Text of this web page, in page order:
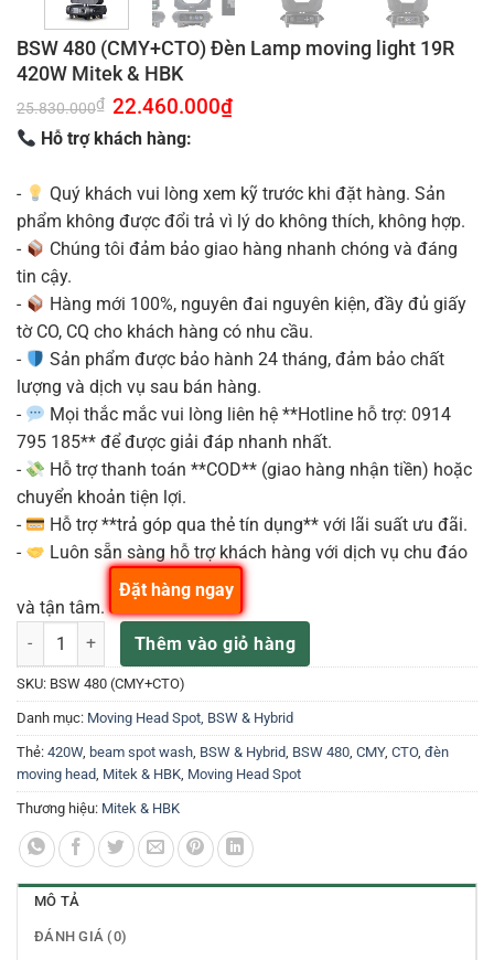
BSW 480 (CMY+CTO) Đèn Lamp moving light 19R
420W Mitek & HBK
25.830.000₫ Giá
gốc
là:
25.830.000₫.
22.460.000₫Giá
Hỗ trợ khách hàng:
-
Quý khách vui lòng xem kỹ trước khi đặt hàng. Sản
phẩm không được đổi trả vì lý do không thích, không hợp.
-
Chúng tôi đảm bảo giao hàng nhanh chóng và đáng
tin cậy.
-
Hàng mới 100%, nguyên đai nguyên kiện, đầy đủ giấy
tờ CO, CQ cho khách hàng có nhu cầu.
-
Sản phẩm được bảo hành 24 tháng, đảm bảo chất
lượng và dịch vụ sau bán hàng.
-
Mọi thắc mắc vui lòng liên hệ **Hotline hỗ trợ: 0914
795 185** để được giải đáp nhanh nhất.
-
Hỗ trợ thanh toán **COD** (giao hàng nhận tiền) hoặc
chuyển khoản tiện lợi.
-
Hỗ trợ **trả góp qua thẻ tín dụng** với lãi suất ưu đãi.
-
Luôn sẵn sàng hỗ trợ khách hàng với dịch vụ chu đáo
và tận tâm.
BSW 480 (CMY+CTO) Đèn Lamp moving light 19R 420W Mitek &
Thêm vào giỏ hàng
Đặt hàng ngay
SKU: BSW 480 (CMY+CTO)
Danh mục: Moving Head Spot, BSW & Hybrid
Thẻ: 420W, beam spot wash, BSW & Hybrid, BSW 480, CMY, CTO, đèn
moving head, Mitek & HBK, Moving Head Spot
Thương hiệu: Mitek & HBK
MÔ TẢ
ĐÁNH GIÁ (0)